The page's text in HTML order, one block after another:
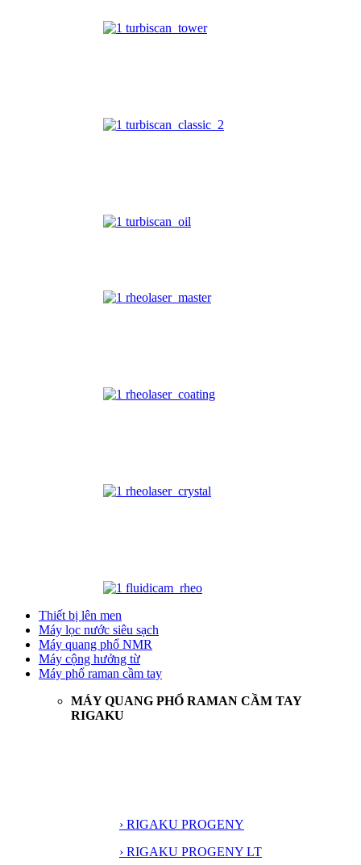
Thiết bị lên men
Máy lọc nước siêu sạch
Máy quang phổ NMR
Máy cộng hưởng từ
Máy phổ raman cầm tay
MÁY QUANG PHỔ RAMAN CẦM TAY
RIGAKU
› RIGAKU PROGENY
› RIGAKU PROGENY LT